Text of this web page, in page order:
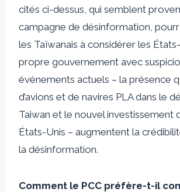
cités ci-dessus, qui semblent
campagne de désinformation,
les Taïwanais à considérer les
propre gouvernement avec
événements actuels – la présence
d’avions et de navires PLA dans le
Taiwan et le nouvel investissement
États-Unis – augmentent la
la désinformation.
Comment le PCC préfère-t-il